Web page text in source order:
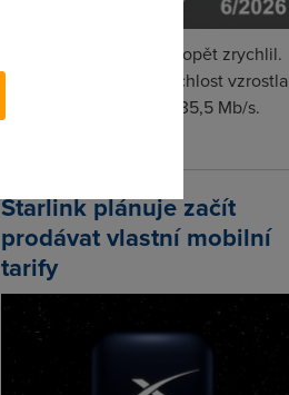
Wi-Fi internet v červnu opět zrychlil.
Průměrná naměřená rychlost vzrostla
meziměsíčně o 4 % na 35,5 Mb/s.
Starlink plánuje začít
prodávat vlastní mobilní
tarify